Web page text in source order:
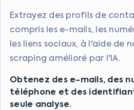
Extrayez des profils de
compris les e-mails, les
les liens sociaux, à l'aide de
scraping amélioré par l'IA.
Obtenez des e-mails, des
téléphone et des
seule analyse.